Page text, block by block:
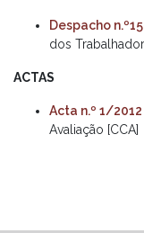
Despacho
dos
ACTAS
Acta n.º 1/2012
Avaliação [CCA]